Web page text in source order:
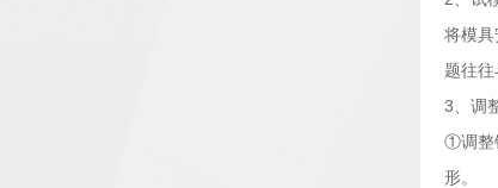
将模
题往往
3、调
①调整
形。